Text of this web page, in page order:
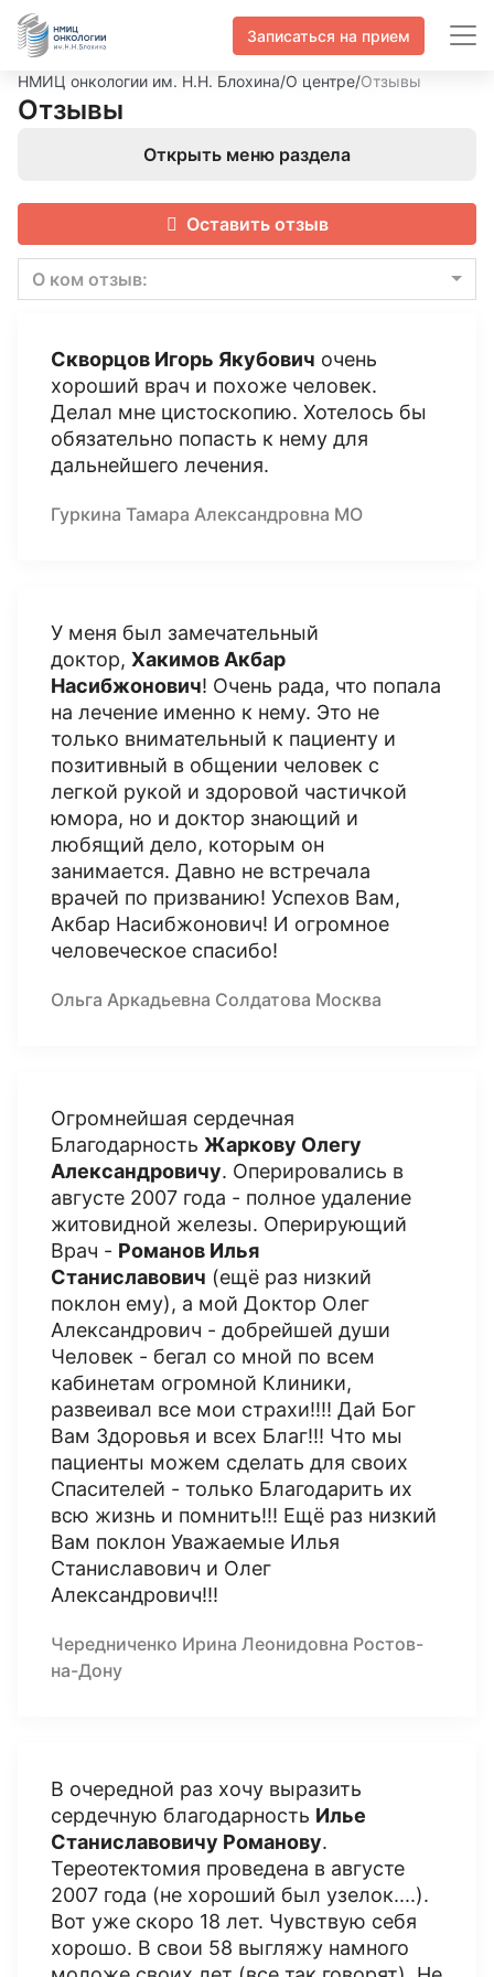
Записаться на прием
НМИЦ онкологии им. Н.Н. Блохина/О центре/Отзывы
Отзывы
Открыть меню раздела
Оставить отзыв
О ком отзыв:
Скворцов Игорь Якубович очень
хороший врач и похоже человек.
Делал мне цистоскопию. Хотелось бы
обязательно попасть к нему для
дальнейшего лечения.
Гуркина Тамара Александровна МО
У меня был замечательный
доктор, Хакимов Акбар
Насибжонович! Очень рада, что попала
на лечение именно к нему. Это не
только внимательный к пациенту и
позитивный в общении человек с
легкой рукой и здоровой частичкой
юмора, но и доктор знающий и
любящий дело, которым он
занимается. Давно не встречала
врачей по призванию! Успехов Вам,
Акбар Насибжонович! И огромное
человеческое спасибо!
Ольга Аркадьевна Солдатова Москва
Огромнейшая сердечная
Благодарность Жаркову Олегу
Александровичу. Оперировались в
августе 2007 года - полное удаление
житовидной железы. Оперирующий
Врач - Романов Илья
Станиславович (ещё раз низкий
поклон ему), а мой Доктор Олег
Александрович - добрейшей души
Человек - бегал со мной по всем
кабинетам огромной Клиники,
развеивал все мои страхи!!!! Дай Бог
Вам Здоровья и всех Благ!!! Что мы
пациенты можем сделать для своих
Спасителей - только Благодарить их
всю жизнь и помнить!!! Ещё раз низкий
Вам поклон Уважаемые Илья
Станиславович и Олег
Александрович!!!
Чередниченко Ирина Леонидовна Ростов-
на-Дону
В очередной раз хочу выразить
сердечную благодарность Илье
Станиславовичу Романову.
Тереотектомия проведена в августе
2007 года (не хороший был узелок....).
Вот уже скоро 18 лет. Чувствую себя
хорошо. В свои 58 выгляжу намного